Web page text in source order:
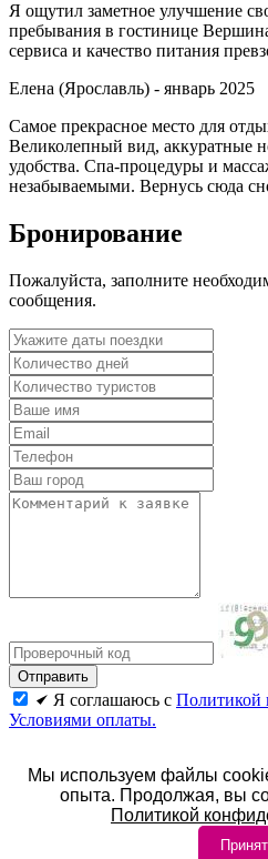
Я ощутил заметное улучшение
пребывания в гостинице
сервиса и качество питания
Елена (Ярославль) - январь 2025
Самое прекрасное место для
Великолепный вид, аккуратные
удобства. Спа-процедуры и
незабываемыми. Вернусь сюда
Мы используем файлы
опыта. Продолжая, вы
Политикой
Бронирование
Пожалуйста, заполните
сообщения.
Я соглашаюсь с Политикой
Условиями оплаты.
© 2026. Официальный сайт
Политика